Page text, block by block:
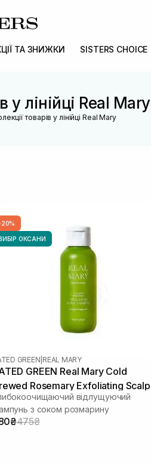
ТА ЗНИЖКИ SISTERS CHOICE
у лінійці Real Mary
товарів у лінійці Real Mary
20%
ОКСАНИ
GREEN REAL MARY
GREEN Real Mary Cold
Rosemary Exfoliating Scalp
100 мл
відлущуючий
з соком розмарину
475₴